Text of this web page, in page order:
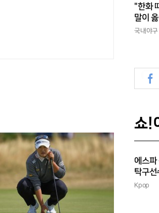
"한화
말이
기, 끝
국내야구
쇼!
에스파
탁구선
촉
Kpop